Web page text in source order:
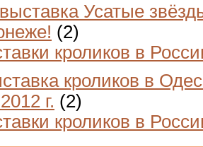
Усатые
(2)
кроликов в
кроликов в
г. (2)
кроликов в